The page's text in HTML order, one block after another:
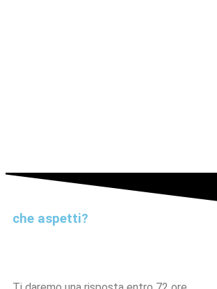
che aspetti?